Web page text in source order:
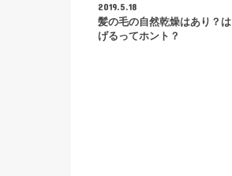
2019.5.18
髪の毛の自然乾燥はあり？は
げるってホント？